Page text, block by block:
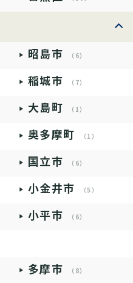
昭島市 （6）
稲城市 （7）
大島町 （1）
奥多摩町 （1）
国立市 （6）
小金井市 （5）
小平市 （6）
多摩市 （8）